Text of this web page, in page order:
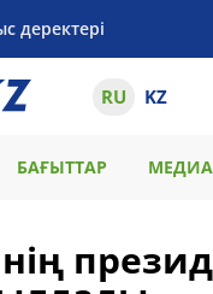
деректері
RU KZ
БАҒЫТТАР